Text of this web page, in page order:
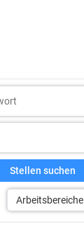
Stellen suchen
Arbeitsbereiche